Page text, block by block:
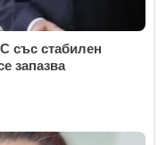
със стабилен
запазва